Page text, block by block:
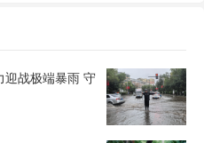
迎战极端暴雨 守